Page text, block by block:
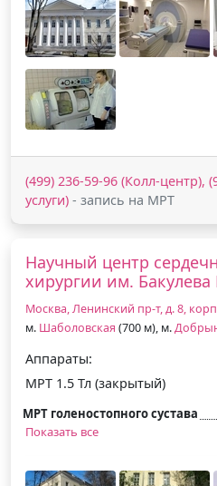
(499) 236-59-96 (Колл-центр),
услуги) - запись на МРТ
Научный центр
хирургии им.
Москва, Ленинский пр-т, д. 8,
м. Шаболовская (700 м), м.
Аппараты:
МРТ 1.5 Тл (закрытый)
МРТ голеностопного сустава
Показать все